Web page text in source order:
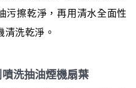
污擦乾淨，再用清水全面性
清洗乾淨。
洗抽油煙機扇葉